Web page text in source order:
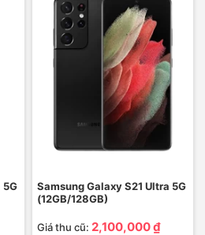
5G
Samsung Galaxy S21 Ultra 5G
(12GB/128GB)
Giá thu cũ: 2,100,000 ₫